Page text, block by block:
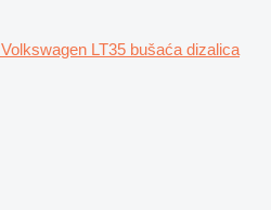
Volkswagen LT35 bušaća dizalica